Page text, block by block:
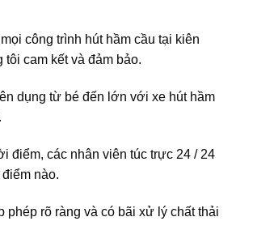
công trình hút hầm cầu tại kiên
cam kết và đảm bảo.
dụng từ bé đến lớn với xe hút hầm
điểm, các nhân viên túc trực 24 / 24
nào.
rõ ràng và có bãi xử lý chất thải